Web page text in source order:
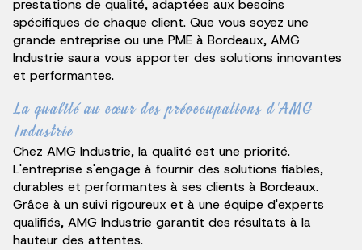
prestations de qualité, adaptées aux besoins
spécifiques de chaque client. Que vous soyez une
grande entreprise ou une PME à Bordeaux, AMG
Industrie saura vous apporter des solutions innovantes
et performantes.
La qualité au cœur des préoccupations d'AMG
Industrie
Chez AMG Industrie, la qualité est une priorité.
L'entreprise s'engage à fournir des solutions fiables,
durables et performantes à ses clients à Bordeaux.
Grâce à un suivi rigoureux et à une équipe d'experts
qualifiés, AMG Industrie garantit des résultats à la
hauteur des attentes.